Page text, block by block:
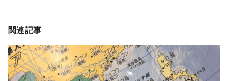
関連記事